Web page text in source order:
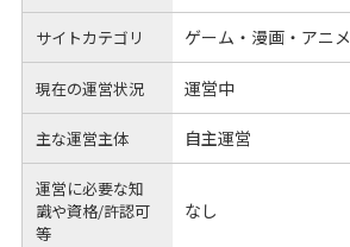
サイトカテゴリ ゲーム・漫画・アニメ
現在の運営状況 運営中
主な運営主体 自主運営
運営に必要な知
識や資格/許認可
等
なし